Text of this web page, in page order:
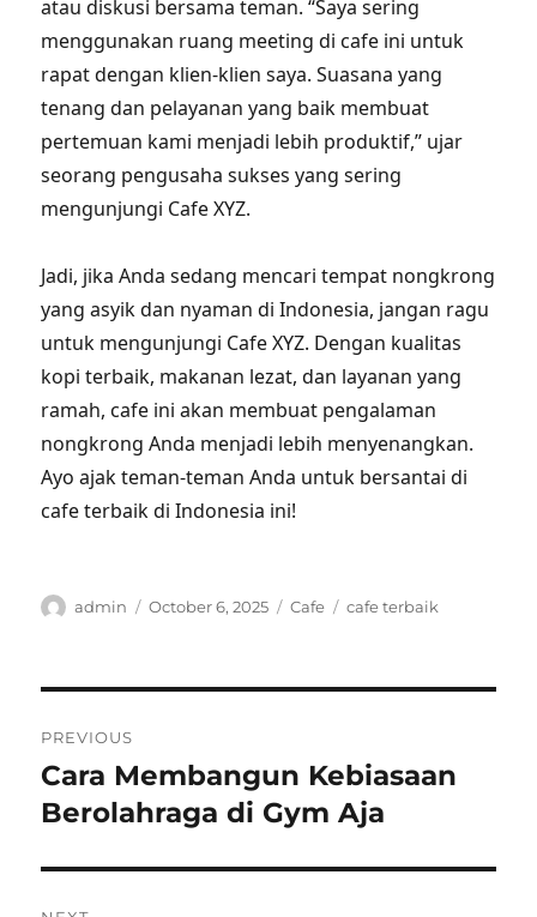
atau diskusi bersama teman. “Saya sering
menggunakan ruang meeting di cafe ini untuk
rapat dengan klien-klien saya. Suasana yang
tenang dan pelayanan yang baik membuat
pertemuan kami menjadi lebih produktif,” ujar
seorang pengusaha sukses yang sering
mengunjungi Cafe XYZ.
Jadi, jika Anda sedang mencari tempat nongkrong
yang asyik dan nyaman di Indonesia, jangan ragu
untuk mengunjungi Cafe XYZ. Dengan kualitas
kopi terbaik, makanan lezat, dan layanan yang
ramah, cafe ini akan membuat pengalaman
nongkrong Anda menjadi lebih menyenangkan.
Ayo ajak teman-teman Anda untuk bersantai di
cafe terbaik di Indonesia ini!
Author
admin
Posted
October 6, 2025 Categories
Cafe Tags
cafe terbaik
navigation
PREVIOUS
Previous
post:
Cara Membangun Kebiasaan
Berolahraga di Gym Aja